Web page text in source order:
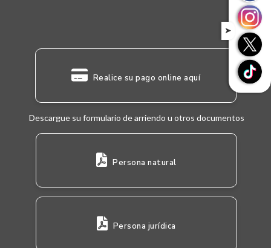
Realice su pago online aquí
Descargue su formulario de arriendo u otros documentos
Persona natural
Persona jurídica
➤